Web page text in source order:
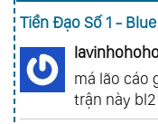
Tiền Đạo Số 1 -
má lão cáo
trận này